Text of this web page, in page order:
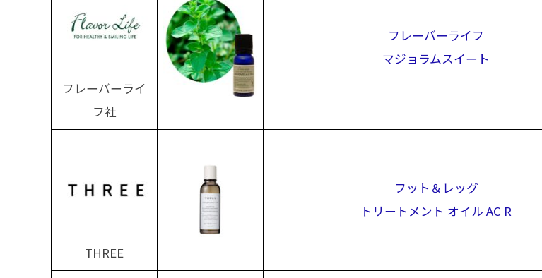
フレーバーライ
フ社
フレーバーライフ
マジョラムスイート
THREE
フット＆レッグ
トリートメント オイル AC R